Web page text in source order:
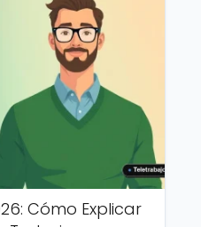
Cómo Explicar